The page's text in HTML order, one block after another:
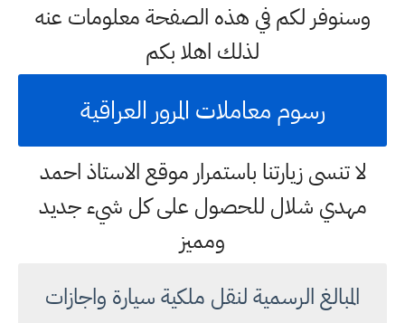
وسنوفر لكم في هذه الصفحة معلومات عنه
لذلك اهلا بكم
رسوم معاملات المرور العراقية
لا تنسى زيارتنا باستمرار موقع الاستاذ احمد
مهدي شلال للحصول على كل شيء جديد
ومميز
المبالغ الرسمية لنقل ملكية سيارة واجازات